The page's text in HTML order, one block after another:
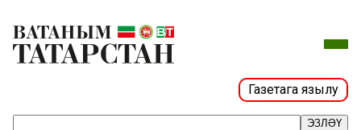
Газетага язылу
ЭЗЛӘҮ